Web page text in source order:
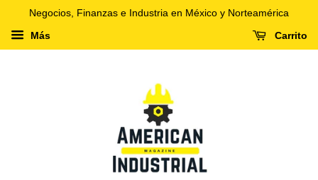
Negocios, Finanzas e Industria en México y Norteamérica
Más Carrito